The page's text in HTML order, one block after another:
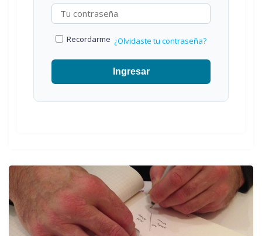
Recordarme ¿Olvidaste tu contraseña?
Ingresar